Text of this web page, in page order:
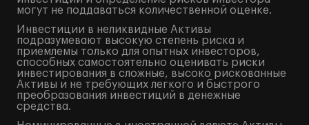
могут не поддаваться количественной оценке.
Инвестиции в неликвидные Активы
подразумевают высокую степень риска и
приемлемы только для опытных инвесторов,
способных самостоятельно оценивать риски
инвестирования в сложные, высоко рискованные
Активы и не требующих легкого и быстрого
преобразования инвестиций в денежные
средства.